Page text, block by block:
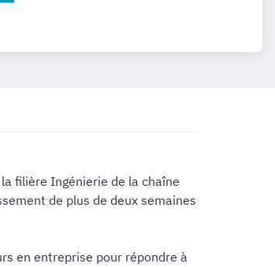
filière Ingénierie de la chaîne
de plus de deux semaines
en entreprise pour répondre à